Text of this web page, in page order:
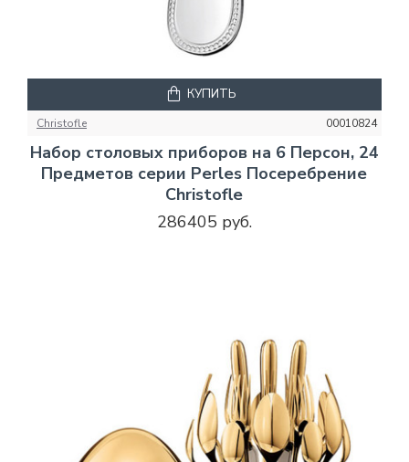
Christofle 00010824
Набор столовых приборов на 6 Персон, 24
Предметов серии Perles Посеребрение
Christofle
286405 руб.
КУПИТЬ